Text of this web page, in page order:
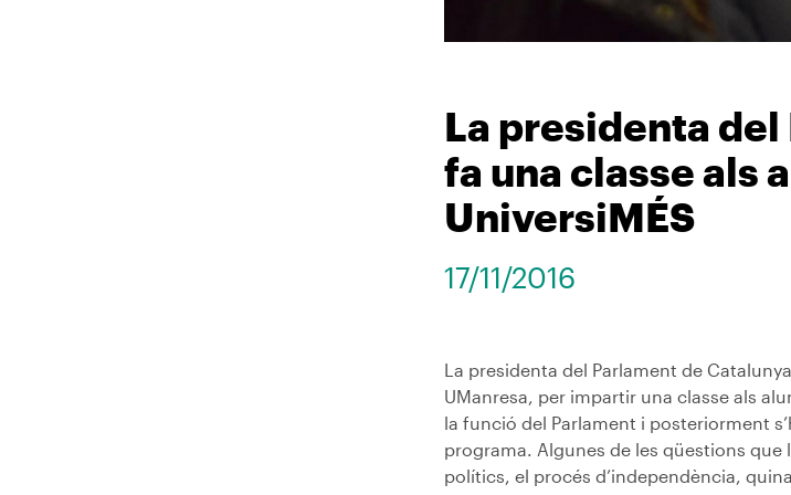
La presidenta
fa una classe als
UniversiMÉS
17/11/2016
La presidenta del Parlament de
UManresa, per impartir una classe als
la funció del Parlament i posteriorment
programa. Algunes de les qüestions
polítics, el procés d’independència,